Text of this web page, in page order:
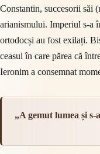
Constantin, succesorii săi
arianismului. Imperiul s-a
ortodocși au fost exilați.
ceasul în care părea că
Ieronim a consemnat
„A gemut lumea și s-